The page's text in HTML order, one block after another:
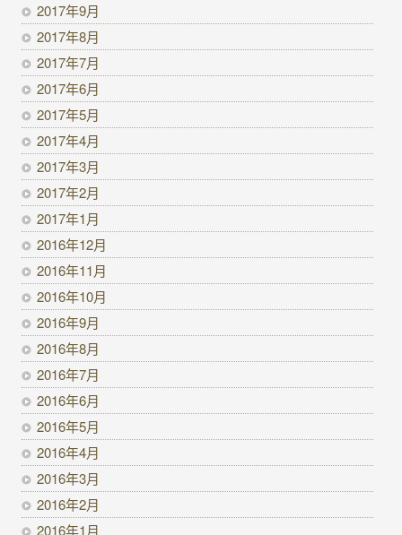
2017年9月
2017年8月
2017年7月
2017年6月
2017年5月
2017年4月
2017年3月
2017年2月
2017年1月
2016年12月
2016年11月
2016年10月
2016年9月
2016年8月
2016年7月
2016年6月
2016年5月
2016年4月
2016年3月
2016年2月
2016年1月